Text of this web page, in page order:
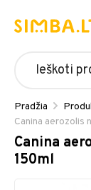
Pradžia
Canina aerozolis
Canina
150ml